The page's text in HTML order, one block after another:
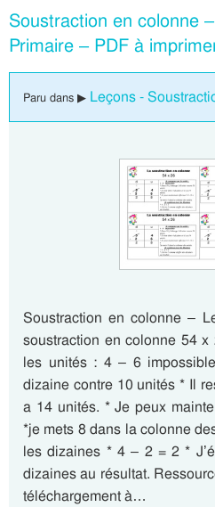
Soustraction en colonne
Primaire – PDF à
Paru dans ▶ Leçons -
Soustraction en colonne –
soustraction en colonne 54
les unités : 4 – 6
dizaine contre 10 unités * Il
a 14 unités. * Je peux
*je mets 8 dans la colonne
les dizaines * 4 – 2 = 2 *
dizaines au résultat.
téléchargement à…